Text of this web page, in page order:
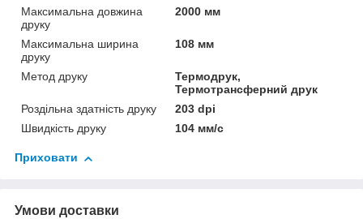
Максимальна довжина
друку
2000 мм
Максимальна ширина
друку
108 мм
Метод друку
Термодрук,
Термотрансферний друк
Роздільна здатність друку
203 dpi
Швидкість друку
104 мм/с
Приховати
Умови доставки